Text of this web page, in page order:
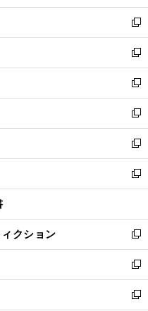
開
く
ウ
で
開
く
ン
ド
ウ
で
開
く
新
し
い
ウ
ィ
ン
ド
ウ
で
開
く
新
し
い
ウ
ィ
ン
ド
ウ
で
開
新
し
い
ウ
ィ
ン
ド
ウ
開
く
新
し
い
ウ
ィ
ン
ウ
で
開
く
新
し
い
ウ
ン
ド
ウ
で
開
く
新
し
ウ
ィ
ン
ド
ウ
で
クション
新
し
い
ウ
ィ
新
し
い
新